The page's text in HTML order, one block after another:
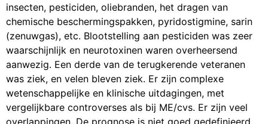
insecten, pesticiden, oliebranden, het dragen van
chemische beschermingspakken, pyridostigmine, sarin
(zenuwgas), etc. Blootstelling aan pesticiden was zeer
waarschijnlijk en neurotoxinen waren overheersend
aanwezig. Een derde van de terugkerende veteranen
was ziek, en velen bleven ziek. Er zijn complexe
wetenschappelijke en klinische uitdagingen, met
vergelijkbare controverses als bij ME/cvs. Er zijn veel